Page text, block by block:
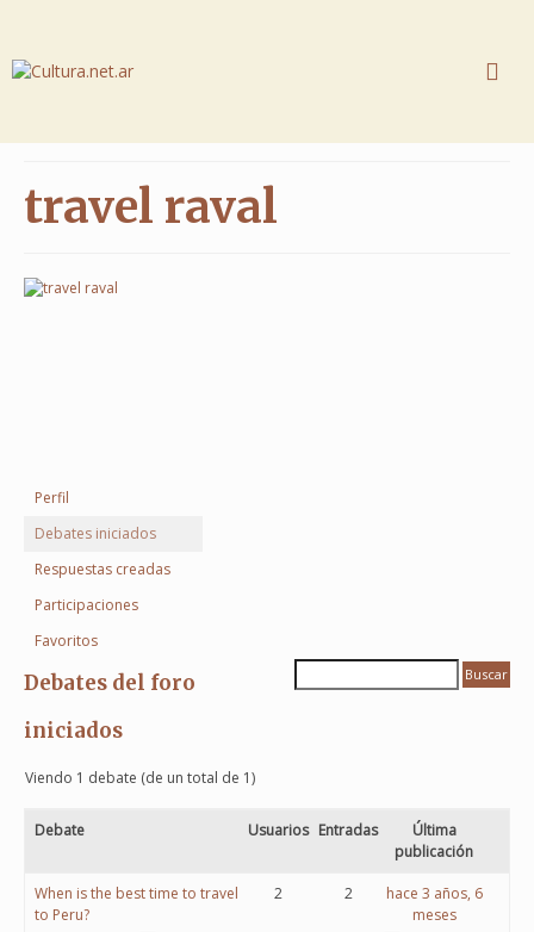
travel raval
Perfil
Debates iniciados
Respuestas creadas
Participaciones
Favoritos
Debates del foro
iniciados
Viendo 1 debate (de un total de 1)
Debate Usuarios Entradas
Última
publicación
When is the best time to travel
to Peru?
2 2
hace 3 años, 6
meses